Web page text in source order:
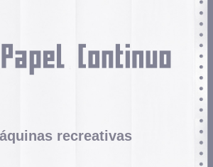
recreativas